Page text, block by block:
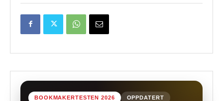
BOOKMAKERTESTEN 2026 OPPDATERT